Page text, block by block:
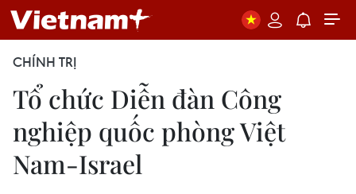
CHÍNH TRỊ
Tổ chức Diễn đàn Công
nghiệp quốc phòng Việt
Nam-Israel